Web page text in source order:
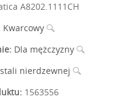
A8202.1111CH
Kwarcowy
Dla mężczyzny
nierdzewnej
1563556